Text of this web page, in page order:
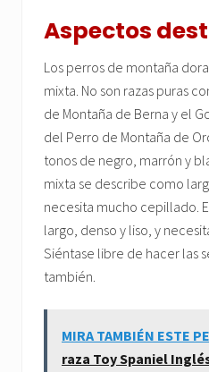
Aspectos
Los perros de montaña
mixta. No son razas puras
de Montaña de Berna y el
del Perro de Montaña de
tonos de negro, marrón y
mixta se describe como
necesita mucho cepillado.
largo, denso y liso, y
Siéntase libre de hacer las
también.
MIRA TAMBIÉN ESTE
raza Toy Spaniel